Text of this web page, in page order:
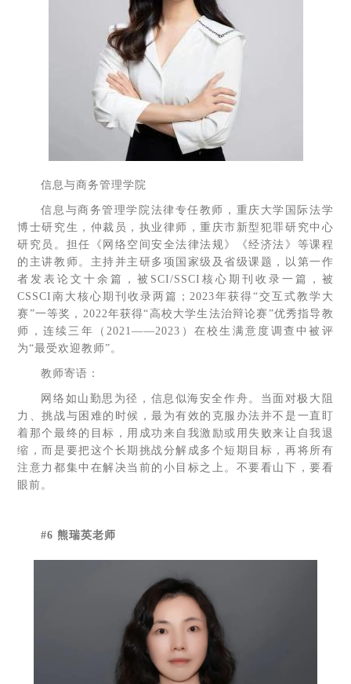
信息与商务管理学院
信息与商务管理学院法律专任教师，重庆大学国际法学
博士研究生，仲裁员，执业律师，重庆市新型犯罪研究中心
研究员。担任《网络空间安全法律法规》《经济法》等课程
的主讲教师。主持并主研多项国家级及省级课题，以第一作
者发表论文十余篇，被SCI/SSCI核心期刊收录一篇，被
CSSCI南大核心期刊收录两篇；2023年获得“交互式教学大
赛”一等奖，2022年获得“高校大学生法治辩论赛”优秀指导教
师，连续三年（2021——2023）在校生满意度调查中被评
为“最受欢迎教师”。
教师寄语：
网络如山勤思为径，信息似海安全作舟。当面对极大阻
力、挑战与困难的时候，最为有效的克服办法并不是一直盯
着那个最终的目标，用成功来自我激励或用失败来让自我退
缩，而是要把这个长期挑战分解成多个短期目标，再将所有
注意力都集中在解决当前的小目标之上。不要看山下，要看
眼前。
#6 熊瑞英老师